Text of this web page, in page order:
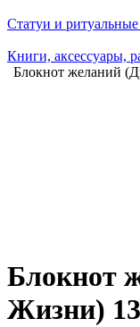
Статуи и
Книги, аксессуары,
Блокнот желаний
Блокнот
Жизни)